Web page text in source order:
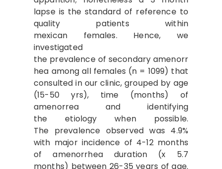
lapse is the standard of reference to
quality patients within
mexican females. Hence, we
investigated
the prevalence of secondary amenorr
hea among all females (n = 1099) that
consulted in our clinic, grouped by age
(15-50 yrs), time (months) of
amenorrea and identifying
the etiology when possible.
The prevalence observed was 4.9%
with major incidence of 4-12 months
of amenorrhea duration (x 5.7
months) between 26-35 years of age.